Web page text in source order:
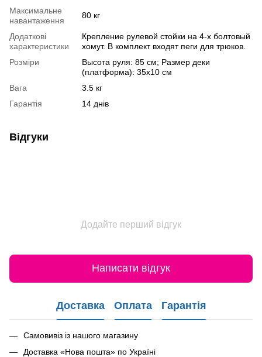
Максимальне
навантаження
80 кг
Додаткові
характеристики
Крепление рулевой стойки на 4-х болтовый
хомут. В комплект входят пеги для трюков.
Розміри
Высота руля: 85 см; Размер деки
(платформа): 35х10 см
Вага
3.5 кг
Гарантія
14 днів
Відгуки
Додайте перший відгук
Написати відгук
Доставка Оплата Гарантія
Самовивіз із нашого магазину
Доставка «Нова пошта» по Україні